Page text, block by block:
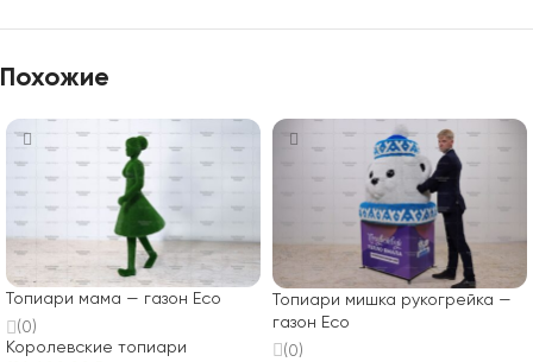
Похожие
Топиари мама — газон Eco
(0)
Королевские топиари
Топиари мишка рукогрейка —
газон Eco
(0)